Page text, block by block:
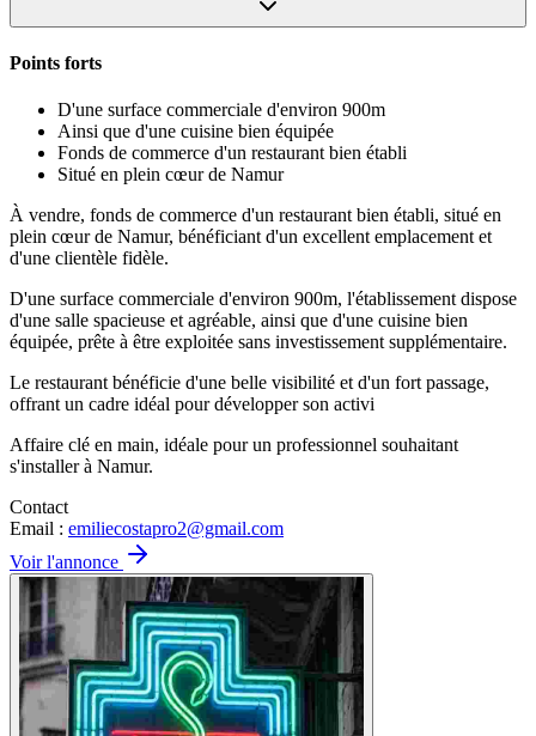
Points forts
D'une surface commerciale d'environ 900m
Ainsi que d'une cuisine bien équipée
Fonds de commerce d'un restaurant bien établi
Situé en plein cœur de Namur
À vendre, fonds de commerce d'un restaurant bien établi, situé en
plein cœur de Namur, bénéficiant d'un excellent emplacement et
d'une clientèle fidèle.
D'une surface commerciale d'environ 900m, l'établissement dispose
d'une salle spacieuse et agréable, ainsi que d'une cuisine bien
équipée, prête à être exploitée sans investissement supplémentaire.
Le restaurant bénéficie d'une belle visibilité et d'un fort passage,
offrant un cadre idéal pour développer son activi
Affaire clé en main, idéale pour un professionnel souhaitant
s'installer à Namur.
Contact
Email : emiliecostapro2@gmail.com
Voir l'annonce